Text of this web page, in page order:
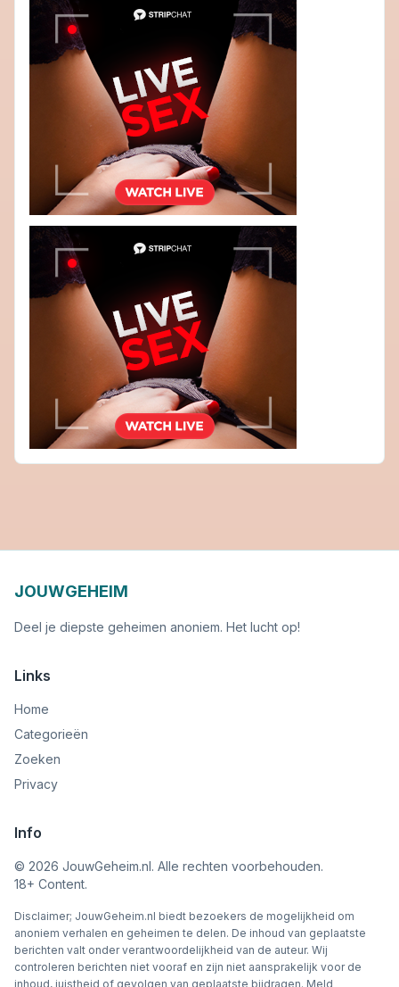
JOUWGEHEIM
Deel je diepste geheimen anoniem. Het lucht op!
Links
Home
Categorieën
Zoeken
Privacy
Info
© 2026 JouwGeheim.nl. Alle rechten voorbehouden.
18+ Content.
Disclaimer; JouwGeheim.nl biedt bezoekers de mogelijkheid om
anoniem verhalen en geheimen te delen. De inhoud van geplaatste
berichten valt onder verantwoordelijkheid van de auteur. Wij
controleren berichten niet vooraf en zijn niet aansprakelijk voor de
inhoud, juistheid of gevolgen van geplaatste bijdragen. Meld